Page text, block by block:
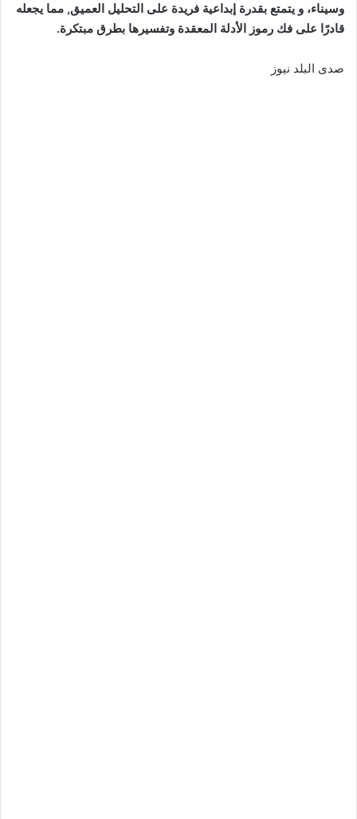
وسيناء، و يتمتع بقدرة إبداعية فريدة على التحليل العميق, مما يجعله
قادرًا على فك رموز الأدلة المعقدة وتفسيرها بطرق مبتكرة.
صدى البلد نيوز